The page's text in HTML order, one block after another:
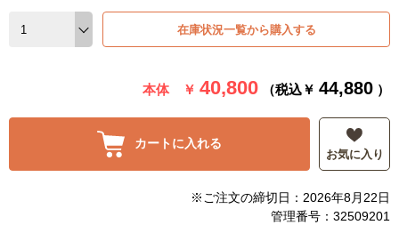
在庫状況一覧から購入する
本体 ￥ 40,800 （税込￥ 44,880 ）
カートに入れる
お気に入り
※ご注文の締切日：2026年8月22日
管理番号：32509201